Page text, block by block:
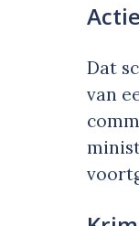
Dat
van